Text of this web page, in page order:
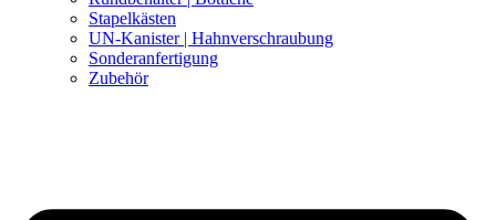
Stapelkästen
UN-Kanister | Hahnverschraubung
Sonderanfertigung
Zubehör